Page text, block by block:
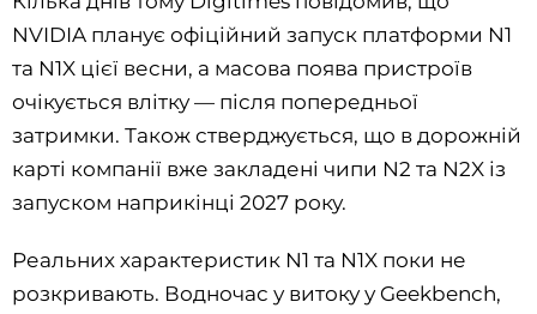
NVIDIA планує офіційний запуск платформи N1
та N1X цієї весни, а масова поява пристроїв
очікується влітку — після попередньої
затримки. Також стверджується, що в дорожній
карті компанії вже закладені чипи N2 та N2X із
запуском наприкінці 2027 року.
Реальних характеристик N1 та N1X поки не
розкривають. Водночас у витоку у Geekbench,